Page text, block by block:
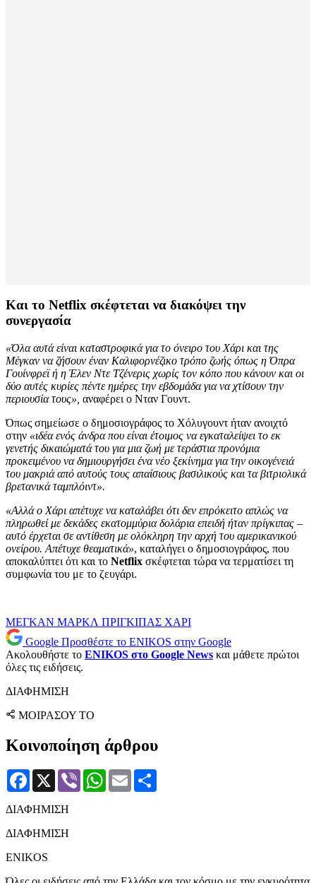
Και το Netflix σκέφτεται να διακόψει την
συνεργασία
«Όλα αυτά είναι καταστροφικά για το όνειρο του Χάρι και της
Μέγκαν να ζήσουν έναν Καλιφορνέζικο τρόπο ζωής όπως η Όπρα
Γουίνφρεϊ ή η Έλεν Ντε Τζένερις χωρίς τον κόπο που κάνουν και οι
δύο αυτές κυρίες πέντε ημέρες την εβδομάδα για να χτίσουν την
περιουσία τους», αναφέρει ο Νταν Γουντ.
Όπως σημείωσε ο δημοσιογράφος το Χόλυγουντ ήταν ανοιχτό
στην «ιδέα ενός άνδρα που είναι έτοιμος να εγκαταλείψει το εκ
γενετής δικαιώματά του για μια ζωή με τεράστια προνόμια
προκειμένου να δημιουργήσει ένα νέο ξεκίνημα για την οικογένειά
του μακριά από αυτούς τους απαίσιους βασιλικούς και τα βιτριολικά
βρετανικά ταμπλόιντ».
«Αλλά ο Χάρι απέτυχε να καταλάβει ότι δεν επρόκειτο απλώς να
πληρωθεί με δεκάδες εκατομμύρια δολάρια επειδή ήταν πρίγκιπας –
αυτό έρχεται σε αντίθεση με ολόκληρη την αρχή του αμερικανικού
ονείρου. Απέτυχε θεαματικά», καταλήγει ο δημοσιογράφος, που
αποκαλύπτει ότι και το Netflix σκέφτεται τώρα να τερματίσει τη
συμφωνία του με το ζευγάρι.
ΜΕΓΚΑΝ ΜΑΡΚΛ ΠΡΙΓΚΙΠΑΣ ΧΑΡΙ
Google Προσθέστε το ENIKOS στην Google
Ακολουθήστε το ENIKOS στο Google News και μάθετε πρώτοι
όλες τις ειδήσεις.
ΔΙΑΦΗΜΙΣΗ
ΜΟΙΡΑΣΟΥ ΤΟ
Κοινοποίηση άρθρου
Facebook
X Viber WhatsApp
Email
ΔΙΑΦΗΜΙΣΗ
ΔΙΑΦΗΜΙΣΗ
ENIKOS